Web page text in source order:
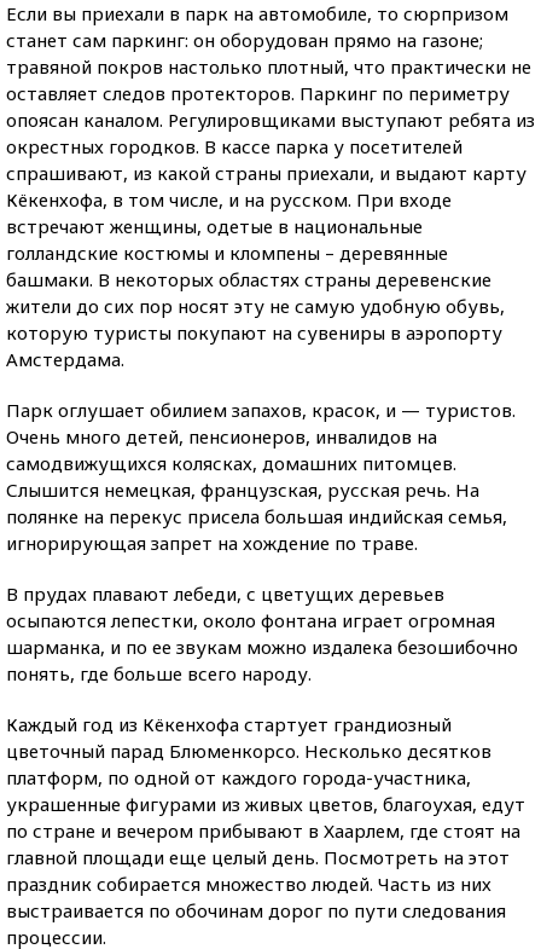
Если вы приехали в парк на автомобиле, то сюрпризом
станет сам паркинг: он оборудован прямо на газоне;
травяной покров настолько плотный, что практически не
оставляет следов протекторов. Паркинг по периметру
опоясан каналом. Регулировщиками выступают ребята из
окрестных городков. В кассе парка у посетителей
спрашивают, из какой страны приехали, и выдают карту
Кёкенхофа, в том числе, и на русском. При входе
встречают женщины, одетые в национальные
голландские костюмы и кломпены – деревянные
башмаки. В некоторых областях страны деревенские
жители до сих пор носят эту не самую удобную обувь,
которую туристы покупают на сувениры в аэропорту
Амстердама.
Парк оглушает обилием запахов, красок, и — туристов.
Очень много детей, пенсионеров, инвалидов на
самодвижущихся колясках, домашних питомцев.
Слышится немецкая, французская, русская речь. На
полянке на перекус присела большая индийская семья,
игнорирующая запрет на хождение по траве.
В прудах плавают лебеди, с цветущих деревьев
осыпаются лепестки, около фонтана играет огромная
шарманка, и по ее звукам можно издалека безошибочно
понять, где больше всего народу.
Каждый год из Кёкенхофа стартует грандиозный
цветочный парад Блюменкорсо. Несколько десятков
платформ, по одной от каждого города-участника,
украшенные фигурами из живых цветов, благоухая, едут
по стране и вечером прибывают в Хаарлем, где стоят на
главной площади еще целый день. Посмотреть на этот
праздник собирается множество людей. Часть из них
выстраивается по обочинам дорог по пути следования
процессии.